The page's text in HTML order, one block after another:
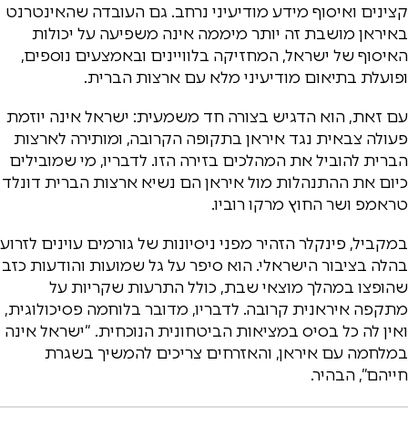
קצינים ואיסוף מידע מודיעיני נרחב. גם העובדה שהאינטרנט
באיראן מושבת זה יותר מיממה אינה משפיעה על יכולות
האיסוף של ישראל, המחזיקה בלוויינים ובאמצעים נוספים,
ופועלת בתיאום מודיעיני מלא עם ארצות הברית.
עם זאת, הוא הדגיש בצורה חד משמעית: ישראל אינה יוזמת
פעולה צבאית נגד איראן בתקופה הקרובה, ומותירה לארצות
הברית להוביל את המהלכים בזירה הזו. לדבריו, מי שמובילים
כיום את ההתנהלות מול איראן הם נשיא ארצות הברית דונלד
טראמפ ושר החוץ מרקו רוביו.
במקביל, פינקלר הזהיר מפני ניסיונות של גורמים עוינים לזרוע
בהלה בציבור הישראלי. הוא סיפר על גל שמועות והודעות כזב
שהופצו במהלך מוצאי שבת, כולל התרעות שקריות על
מתקפה איראנית קרובה. לדבריו, מדובר בלוחמה פסיכולוגית,
ואין לה כל בסיס במציאות הביטחונית הנוכחית. “ישראל אינה
במלחמה עם איראן, והאזרחים צריכים להמשיך בשגרת
חייהם”, הבהיר.